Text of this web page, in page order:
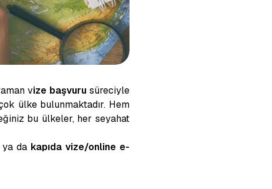
vize başvuru süreciyle
ülke bulunmaktadır. Hem
bu ülkeler, her seyahat
ya da kapıda vize/online e-